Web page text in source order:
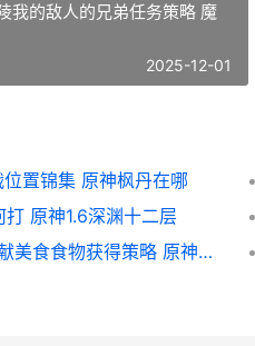
我的敌人的兄弟任务策略 魔
2025-12-01
置锦集 原神枫丹在哪
原神1.6深渊十二层
《原神》磐岩之路致献美食食物获得策略 原神磐岩之路最难找的几个